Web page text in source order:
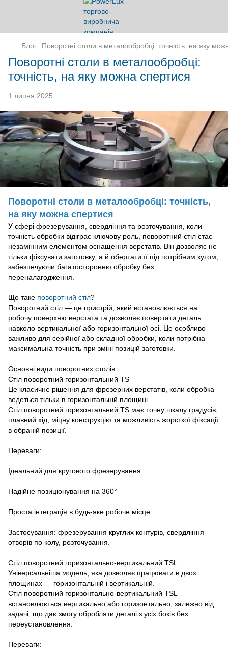
Блог Поворотні столи в металообробці: точність, на яку
Поворотні столи в металообробці:
точність, на яку можна спертися
1 липня 2025
Поворотні столи в металообробці: точність,
на яку можна спертися
У сфері фрезерування, свердління та розточування, коли
точність обробки відіграє ключову роль, поворотний стіл стає
незамінним елементом оснащення верстатів. Він дозволяє не
тільки фіксувати заготовку, а й обертати її під потрібним кутом,
забезпечуючи багатосторонню обробку без
переналагодження.
Що таке поворотний стіл?
Поворотний стіл — це пристрій, який встановлюється на
робочу поверхню верстата та дозволяє повертати деталь
навколо вертикальної або горизонтальної осі. Це особливо
важливо для серійної або складної обробки, коли потрібна
максимальна точність при зміні позицій заготовки.
Основні види поворотних столів
Стіл поворотний горизонтальний TS
Це класичне рішення для фрезерних верстатів, коли обробка
ведеться тільки в горизонтальній площині.
Стіл поворотний горизонтальний TS має точну шкалу градусів,
плавний хід, міцну конструкцію та можливість жорсткої фіксації
в обраній позиції.
Переваги:
Ідеальний для кругового фрезерування
Надійне позиціонування на 360°
Проста інтеграція в будь-яке робоче місце
Застосування: фрезерування круглих контурів, свердління
отворів по колу, розточування.
Стіл поворотний горизонтально-вертикальний TSL
Універсальніша модель, яка дозволяє працювати в двох
площинах — горизонтальній і вертикальній.
Стіл поворотний горизонтально-вертикальний TSL
встановлюється вертикально або горизонтально, залежно від
задачі, що дає змогу обробляти деталі з усіх боків без
переустановлення.
Переваги: